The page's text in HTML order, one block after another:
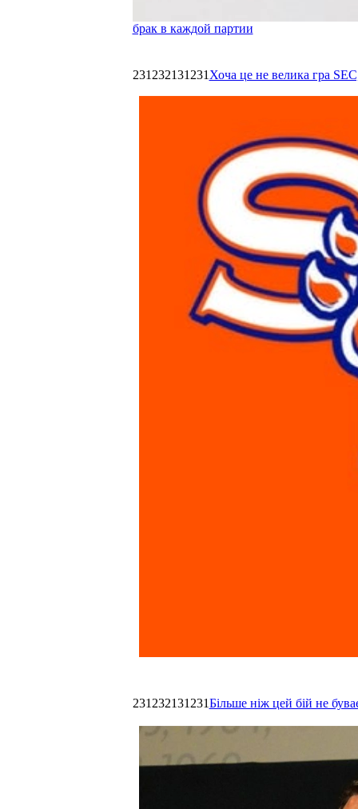
брак в каждой партии
231232131231 Хоча це не велика гра
231232131231Більше ніж цей бій не